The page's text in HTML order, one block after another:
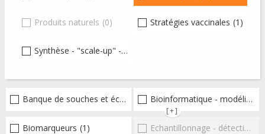
Produits naturels (0) Stratégies vaccinales (1)
Synthèse - "scale-up" - production
Banque de souches et échantillons (1)
Bioinformatique - modélisation - structure
[+]
Biomarqueurs (1) Echantillonnage - détection et diagnostic